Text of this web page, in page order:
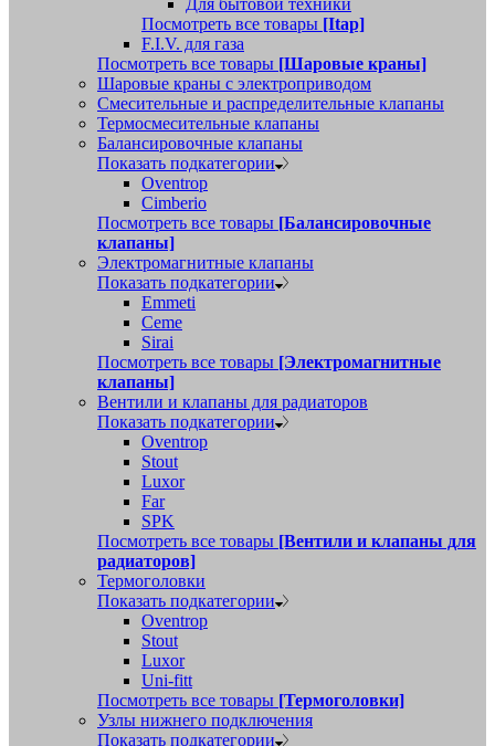
Для бытовой техники
Посмотреть все товары [Itap]
F.I.V. для газа
Посмотреть все товары [Шаровые краны]
Шаровые краны с электроприводом
Смесительные и распределительные клапаны
Термосмесительные клапаны
Балансировочные клапаны
Показать подкатегории
Oventrop
Cimberio
Посмотреть все товары [Балансировочные
клапаны]
Электромагнитные клапаны
Показать подкатегории
Emmeti
Ceme
Sirai
Посмотреть все товары [Электромагнитные
клапаны]
Вентили и клапаны для радиаторов
Показать подкатегории
Oventrop
Stout
Luxor
Far
SPK
Посмотреть все товары [Вентили и клапаны для
радиаторов]
Термоголовки
Показать подкатегории
Oventrop
Stout
Luxor
Uni-fitt
Посмотреть все товары [Термоголовки]
Узлы нижнего подключения
Показать подкатегории